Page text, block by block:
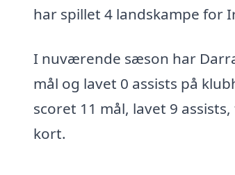
har spillet 4 landskampe for
I nuværende sæson har
mål og lavet 0 assists på
scoret 11 mål, lavet 9
kort.